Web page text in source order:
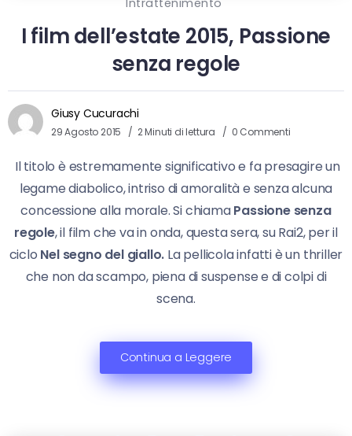
I film dell’estate 2015, Passione
senza regole
Giusy Cucurachi
29 Agosto 2015 2 Minuti di lettura 0 Commenti
Il titolo è estremamente significativo e fa presagire un
legame diabolico, intriso di amoralità e senza alcuna
concessione alla morale. Si chiamaPassione senza
regole, il film che va in onda, questa sera, su Rai2, per il
ciclo Nel segno del giallo. La pellicola infatti è un thriller
che non da scampo, piena di suspense e di colpi di
scena.
Continua a Leggere